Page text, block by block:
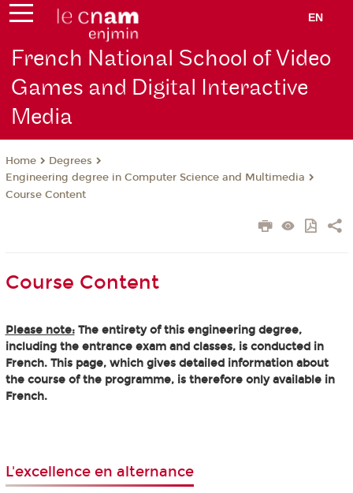
EN
French National School of Video
Games and Digital Interactive
Media
Home
Degrees
Engineering degree in Computer Science and Multimedia
Course Content
Course Content
Please note:The entirety of this engineering degree,
including the entrance exam and classes, is conducted in
French. This page, which gives detailed information about
the course of the programme, is therefore only available in
French.
L'excellence en alternance